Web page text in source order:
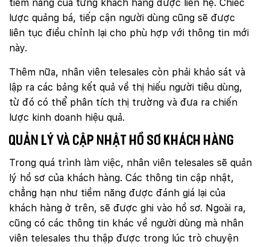
tiềm năng của từng khách hàng được liên hệ. Chiếc
lược quảng bá, tiếp cận người dùng cũng sẽ được
liên tục điều chỉnh lại cho phù hợp với thông tin mới
này.
Thêm nữa, nhân viên telesales còn phải khảo sát và
lập ra các bảng kết quả về thị hiếu người tiêu dùng,
từ đó có thể phân tích thị trường và đưa ra chiến
lược kinh doanh hiệu quả.
Quản lý và cập nhật hồ sơ khách hàng
Trong quá trình làm việc, nhân viên telesales sẽ quản
lý hồ sơ của khách hàng. Các thông tin cập nhật,
chẳng hạn như tiềm năng được đánh giá lại của
khách hàng ở trên, sẽ được ghi vào hồ sơ. Ngoài ra,
cũng có các thông tin khác về người dùng mà nhân
viên telesales thu thập được trong lúc trò chuyện